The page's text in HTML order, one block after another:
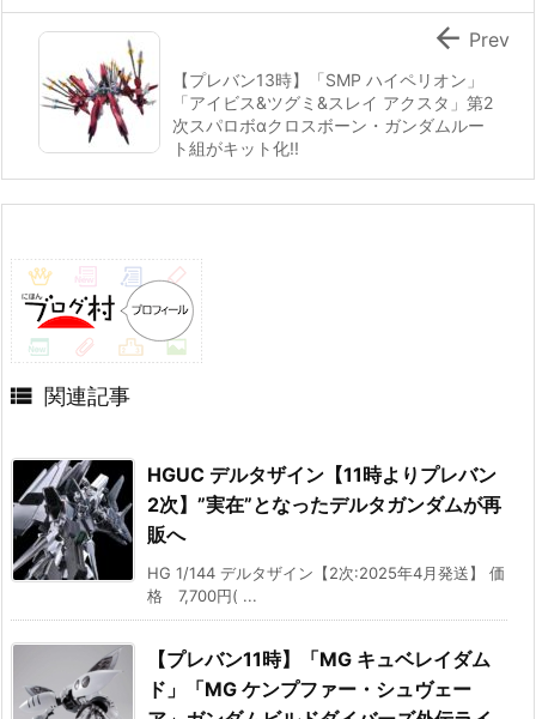
【プレバン13時】「SMP ハイペリオン」
「アイビス&ツグミ&スレイ アクスタ」第2
次スパロボαクロスボーン・ガンダムルー
ト組がキット化!!
 Prev
 関連記事
HGUC デルタザイン【11時よりプレバン
2次】”実在”となったデルタガンダムが再
販へ
HG 1/144 デルタザイン【2次:2025年4月発送】 価
格 7,700円( ...
【プレバン11時】「MG キュベレイダム
ド」「MG ケンプファー・シュヴェー